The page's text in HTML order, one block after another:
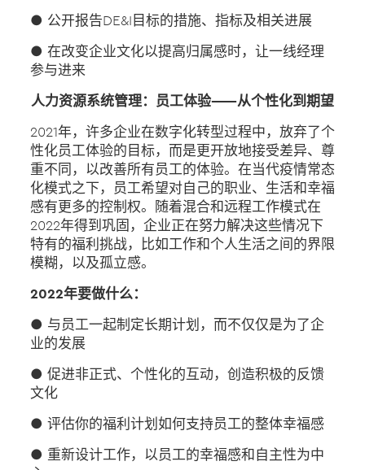
● 公开报告DE&I目标的措施、指标及相关进展
● 在改变企业文化以提高归属感时，让一线经理
参与进来
人力资源系统管理：员工体验——从个性化到期望
2021年，许多企业在数字化转型过程中，放弃了个
性化员工体验的目标，而是更开放地接受差异、尊
重不同，以改善所有员工的体验。在当代疫情常态
化模式之下，员工希望对自己的职业、生活和幸福
感有更多的控制权。随着混合和远程工作模式在
2022年得到巩固，企业正在努力解决这些情况下
特有的福利挑战，比如工作和个人生活之间的界限
模糊，以及孤立感。
2022年要做什么：
● 与员工一起制定长期计划，而不仅仅是为了企
业的发展
● 促进非正式、个性化的互动，创造积极的反馈
文化
● 评估你的福利计划如何支持员工的整体幸福感
● 重新设计工作，以员工的幸福感和自主性为中